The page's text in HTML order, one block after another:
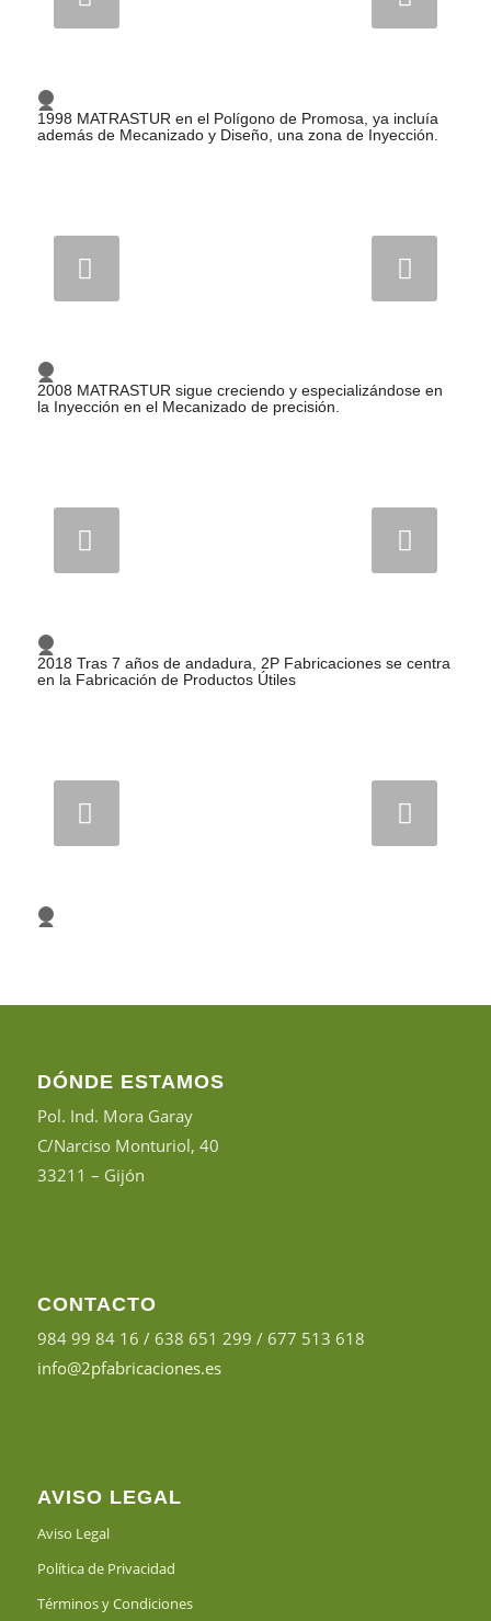
2
3
1998 MATRASTUR en el Polígono de Promosa, ya incluía
además de Mecanizado y Diseño, una zona de Inyección.
2
3
2008 MATRASTUR sigue creciendo y especializándose en
la Inyección en el Mecanizado de precisión.
2
3
2018 Tras 7 años de andadura, 2P Fabricaciones se centra
en la Fabricación de Productos Útiles
DÓNDE ESTAMOS
Pol. Ind. Mora Garay
C/Narciso Monturiol, 40
33211 – Gijón
CONTACTO
984 99 84 16 / 638 651 299 / 677 513 618
info@2pfabricaciones.es
AVISO LEGAL
Aviso Legal
Política de Privacidad
Términos y Condiciones